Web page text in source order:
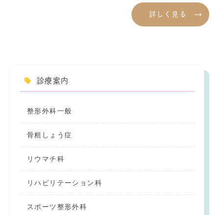
詳しく見る
診療案内
整形外科一般
骨粗しょう症
リウマチ科
リハビリテーション科
スポーツ整形外科